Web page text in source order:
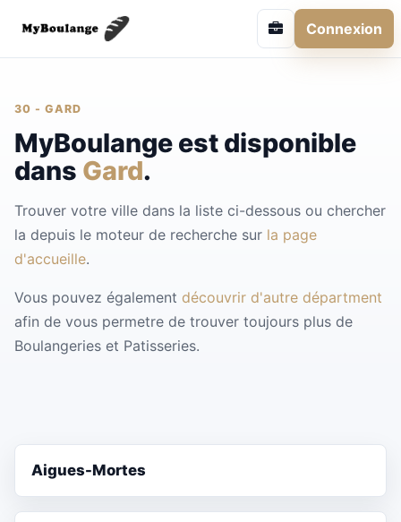
Connexion
30 - GARD
MyBoulange est disponible
dans Gard.
Trouver votre ville dans la liste ci-dessous ou chercher
la depuis le moteur de recherche sur la page
d'accueille.
Vous pouvez également découvrir d'autre départment
afin de vous permetre de trouver toujours plus de
Boulangeries et Patisseries.
Aigues-Mortes